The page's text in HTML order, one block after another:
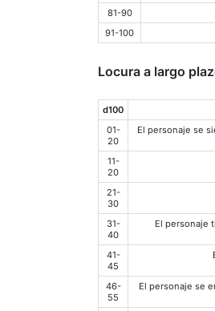
81-90
91-100
Locura a largo
d100
01-
20
El personaje se
11-
20
21-
30
31-
40
El personaje
41-
45
46-
55
El personaje se